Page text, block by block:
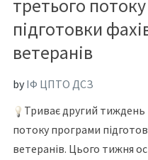
третього
підготовки
ветеранів
byІФ ЦПТО ДСЗ
Триває другий тиждень
потоку програми
ветеранів. Цього тижня